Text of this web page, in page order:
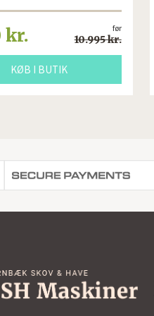
før
10.995 kr.
kr.
KØB I BUTIK